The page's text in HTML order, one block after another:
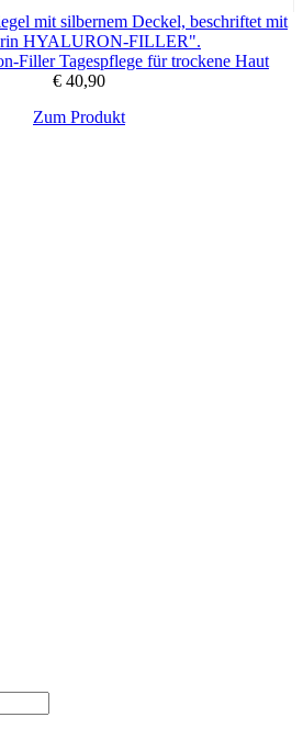
Filler Tagespflege für trockene Haut
€ 40,90
Zum Produkt